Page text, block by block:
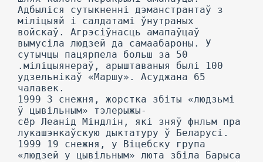
Адбыліся сутыкненні дэманстрантаў з
міліцыяй і салдатамі ўнутраных
войскаў. Агрэсіўнасць амапаўцаў
вымусіла людзей да самаабароны. У
сутычцы пацярпела больш за 50
.міліцыянераў, арыштаваныя былі 100
удзельнікаў «Маршу». Асуджана 65
чалавек.
1999 3 снежня, жорстка збіты «людзьмі
ў цывільным» тэлерыжы-
сёр Леанід Міндлін, які зняў фнльм пра
лукашэнкаўскую дыктатуру ў Беларусі.
1999 19 снежня, у Віцебску група
«людзей у цывільным» люта збіла Барыса